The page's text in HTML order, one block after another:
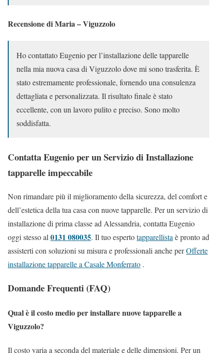
Recensione di Maria – Viguzzolo
Ho contattato Eugenio per l’installazione delle tapparelle
nella mia nuova casa di Viguzzolo dove mi sono trasferita. È
stato estremamente professionale, fornendo una consulenza
dettagliata e personalizzata. Il risultato finale è stato
eccellente, con un lavoro pulito e preciso. Sono molto
soddisfatta.
Contatta Eugenio per un Servizio di Installazione
tapparelle impeccabile
Non rimandare più il miglioramento della sicurezza, del comfort e
dell’estetica della tua casa con nuove tapparelle. Per un servizio di
installazione di prima classe ad Alessandria, contatta Eugenio
oggi stesso al 0131 080035. Il tuo espertotapparellista è pronto ad
assisterti con soluzioni su misura e professionali anche perOfferte
installazione tapparelle a Casale Monferrato .
Domande Frequenti (FAQ)
Qual è il costo medio per installare nuove tapparelle a
Viguzzolo?
Il costo varia a seconda del materiale e delle dimensioni. Per un